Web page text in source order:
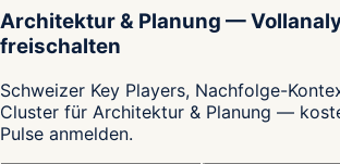
Architektur & Planung —
freischalten
Schweizer Key Players, Nachfolge-
Cluster für Architektur & Planung —
Pulse anmelden.